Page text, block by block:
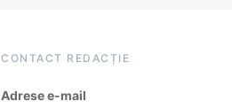
CONTACT REDACȚIE
Adrese e-mail